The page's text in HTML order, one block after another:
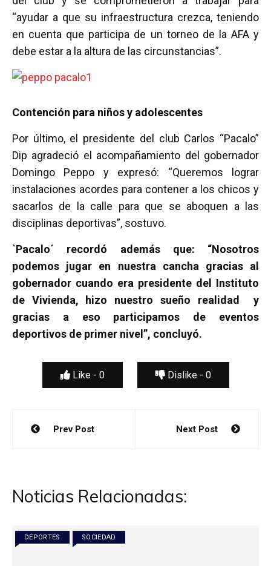
“ayudar a que su infraestructura crezca, teniendo
en cuenta que participa de un torneo de la AFA y
debe estar a la altura de las circunstancias”.
Contención para niños y adolescentes
Por último, el presidente del club Carlos “Pacalo”
Dip agradeció el acompañamiento del gobernador
Domingo Peppo y expresó: “Queremos lograr
instalaciones acordes para contener a los chicos y
sacarlos de la calle para que se aboquen a las
disciplinas deportivas”, sostuvo.
`Pacalo´ recordó además que: “Nosotros
podemos jugar en nuestra cancha gracias al
gobernador cuando era presidente del Instituto
de Vivienda, hizo nuestro sueño realidad y
gracias a eso participamos de eventos
deportivos de primer nivel”, concluyó.
Like - 0 Dislike - 0
Navegación
Prev Post Next Post
Noticias Relacionadas:
DEPORTES SOCIEDAD